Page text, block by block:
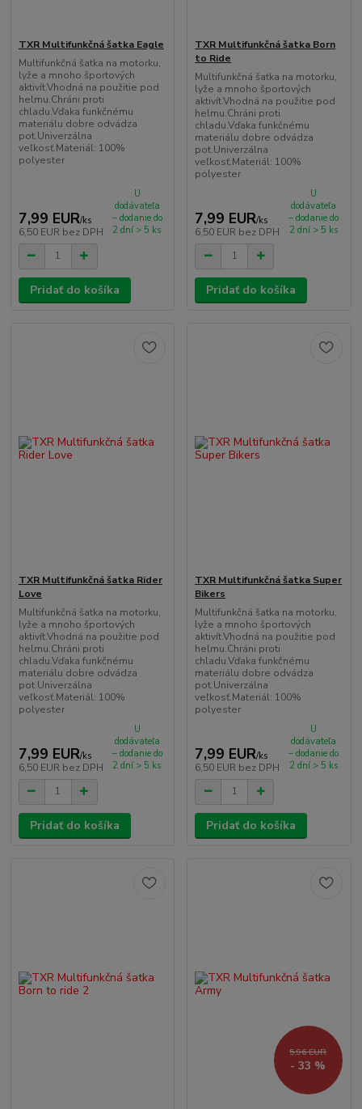
TXR Multifunkčná šatka Eagle
Multifunkčná šatka na motorku,
lyže a mnoho športových
aktivít.Vhodná na použitie pod
helmu.Chráni proti
chladu.Vďaka funkčnému
materiálu dobre odvádza
pot.Univerzálna
veľkosť.Materiál: 100%
polyester
7,99 EUR/ks
6,50 EUR bez DPH
U
dodávateľa
– dodanie do
2 dní > 5 ks
Pridať do košíka
TXR Multifunkčná šatka Born
to Ride
Multifunkčná šatka na motorku,
lyže a mnoho športových
aktivít.Vhodná na použitie pod
helmu.Chráni proti
chladu.Vďaka funkčnému
materiálu dobre odvádza
pot.Univerzálna
veľkosť.Materiál: 100%
polyester
7,99 EUR/ks
6,50 EUR bez DPH
U
dodávateľa
– dodanie do
2 dní > 5 ks
Pridať do košíka
TXR Multifunkčná šatka Rider
Love
Multifunkčná šatka na motorku,
lyže a mnoho športových
aktivít.Vhodná na použitie pod
helmu.Chráni proti
chladu.Vďaka funkčnému
materiálu dobre odvádza
pot.Univerzálna
veľkosť.Materiál: 100%
polyester
7,99 EUR/ks
6,50 EUR bez DPH
U
dodávateľa
– dodanie do
2 dní > 5 ks
Pridať do košíka
TXR Multifunkčná šatka Super
Bikers
Multifunkčná šatka na motorku,
lyže a mnoho športových
aktivít.Vhodná na použitie pod
helmu.Chráni proti
chladu.Vďaka funkčnému
materiálu dobre odvádza
pot.Univerzálna
veľkosť.Materiál: 100%
polyester
7,99 EUR/ks
6,50 EUR bez DPH
U
dodávateľa
– dodanie do
2 dní > 5 ks
Pridať do košíka
5,96 EUR
- 33 %